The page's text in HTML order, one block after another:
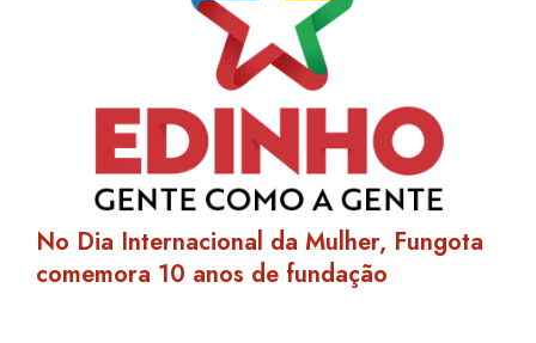
No Dia Internacional da Mulher, Fungota
comemora 10 anos de fundação